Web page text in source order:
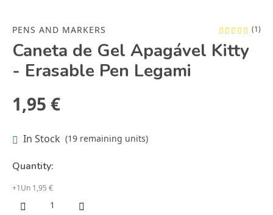
PENS AND MARKERS (1)
Caneta de Gel Apagável Kitty
- Erasable Pen Legami
1,95 €
In Stock (19 remaining units)
Quantity:
+1Un 1,95 €